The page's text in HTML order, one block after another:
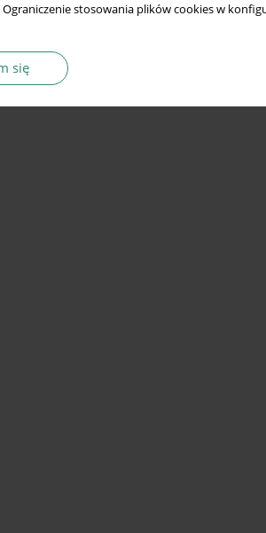
stosowania plików cookies w
się